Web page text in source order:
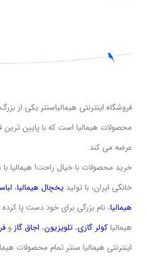
فروشگاه اینترنتی هیمالیاسنتر یکی از
محصولات هیمالیا است که با پایین
عرضه می کند.
خرید محصولات با خیال راحت! هیمالیا با
خانگی ایران، با تولید یخچال هیمالیا،
هیمالیا، نام بزرگی برای خود دست پا
هیمالیاکولر گازی، تلویزیون، اجاق گاز و
اینترنتی هیمالیا سنتر تمام محصولات